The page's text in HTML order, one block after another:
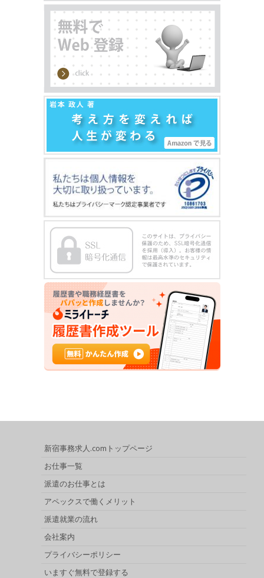
新宿事務求人.comトップページ
お仕事一覧
派遣のお仕事とは
アペックスで働くメリット
派遣就業の流れ
会社案内
プライバシーポリシー
いますぐ無料で登録する